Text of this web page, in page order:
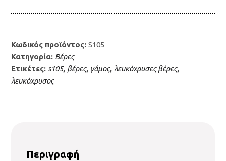
Κωδικός προϊόντος:S105
Κατηγορία: Βέρες
Ετικέτες: s105, βέρες, γάμος, λευκόχρυσες βέρες,
λευκόχρυσος
Περιγραφή